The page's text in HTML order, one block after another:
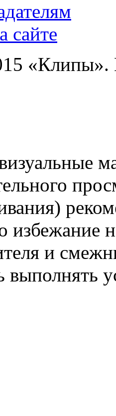
сайте
«Клипы».
избежание
и
выполнять